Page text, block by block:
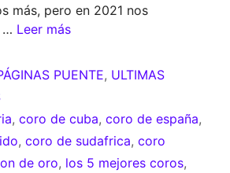
más, pero en 2021 nos
… Leer más
PUENTE, ULTIMAS
, coro de cuba, coro de españa,
, coro de sudafrica, coro
de oro, los 5 mejores coros,